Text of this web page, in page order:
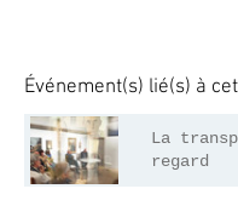
Événement(s) lié(s) à
La
regard